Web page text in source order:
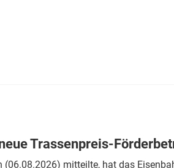
Infrastruktur & Ausrüstung
Trassenpreis-
(06.08.2026) mitteilte, hat das